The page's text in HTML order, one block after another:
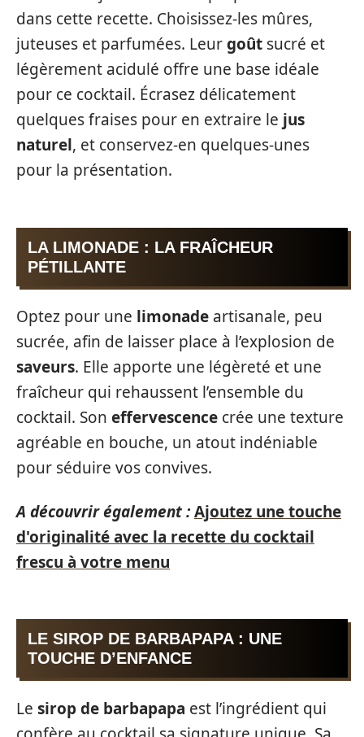
dans cette recette. Choisissez-les mûres,
juteuses et parfumées. Leurgoût sucré et
légèrement acidulé offre une base idéale
pour ce cocktail. Écrasez délicatement
quelques fraises pour en extraire le jus
naturel, et conservez-en quelques-unes
pour la présentation.
LA LIMONADE : LA FRAÎCHEUR
PÉTILLANTE
Optez pour une limonade artisanale, peu
sucrée, afin de laisser place à l’explosion de
saveurs. Elle apporte une légèreté et une
fraîcheur qui rehaussent l’ensemble du
cocktail. Son effervescence crée une texture
agréable en bouche, un atout indéniable
pour séduire vos convives.
A découvrir également :Ajoutez une touche
d'originalité avec la recette du cocktail
frescu à votre menu
LE SIROP DE BARBAPAPA : UNE
TOUCHE D’ENFANCE
Le sirop de barbapapa est l’ingrédient qui